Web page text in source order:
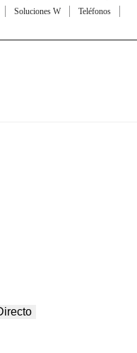
Soluciones W
Teléfonos